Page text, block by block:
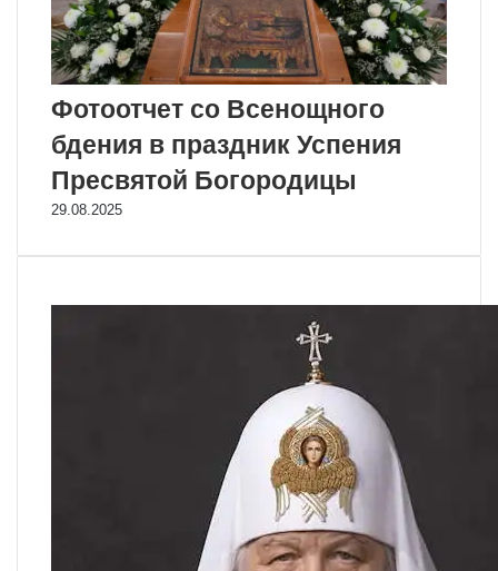
Фотоотчет со Всенощного
бдения в праздник Успения
Пресвятой Богородицы
29.08.2025